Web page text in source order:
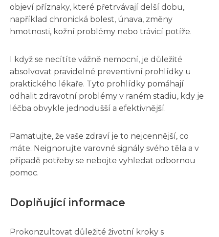
objeví příznaky, které přetrvávají delší dobu,
například chronická bolest, únava, změny
hmotnosti, kožní problémy nebo trávicí potíže.
I když se necítíte vážně nemocní, je důležité
absolvovat pravidelné preventivní prohlídky u
praktického lékaře. Tyto prohlídky pomáhají
odhalit zdravotní problémy v raném stadiu, kdy je
léčba obvykle jednodušší a efektivnější.
Pamatujte, že vaše zdraví je to nejcennější, co
máte. Neignorujte varovné signály svého těla a v
případě potřeby se nebojte vyhledat odbornou
pomoc.
Doplňující informace
Prokonzultovat důležité životní kroky s